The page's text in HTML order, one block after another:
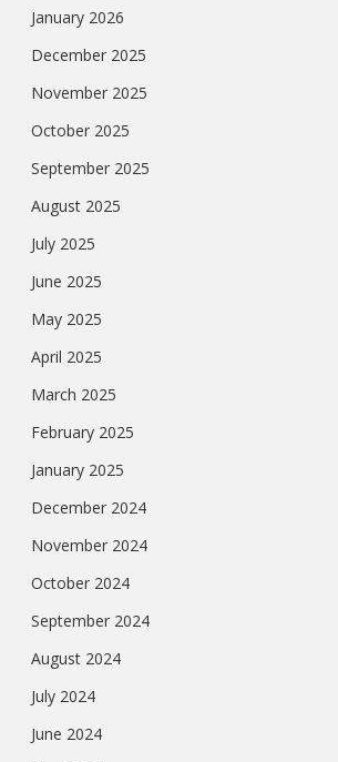
January 2026
December 2025
November 2025
October 2025
September 2025
August 2025
July 2025
June 2025
May 2025
April 2025
March 2025
February 2025
January 2025
December 2024
November 2024
October 2024
September 2024
August 2024
July 2024
June 2024